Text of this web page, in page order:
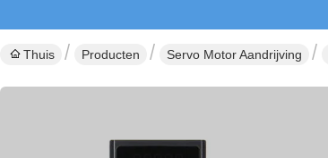
Thuis Producten Servo Motor Aandrijving